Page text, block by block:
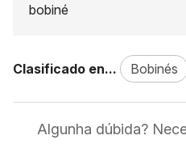
bobiné
Clasificado en... Bobinés
Algunha dúbida?